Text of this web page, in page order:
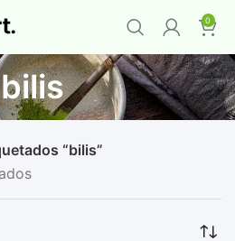
0
bilis
“bilis”
12 unidades y llévate 1
¡LO QUIERO YA